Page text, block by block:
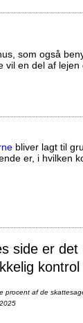
som også
vil en del af lejen
bliver lagt til
er, i hvilken
side er
kontrol
procent af de